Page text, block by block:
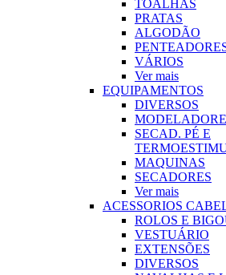
TOALHAS
PRATAS
ALGODÃO
VÁRIOS
Ver mais
EQUIPAMENTOS
DIVERSOS
SECAD. PÉ E
MAQUINAS
SECADORES
Ver mais
ACESSORIOS
ROLOS E
VESTUÁRIO
EXTENSÕES
DIVERSOS